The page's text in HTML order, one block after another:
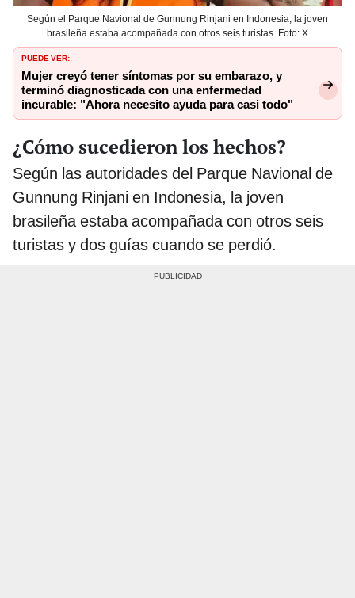
Según el Parque Navional de Gunnung Rinjani en Indonesia, la joven
brasileña estaba acompañada con otros seis turistas. Foto: X
PUEDE VER:
Mujer creyó tener síntomas por su embarazo, y
terminó diagnosticada con una enfermedad
incurable: "Ahora necesito ayuda para casi todo"
¿Cómo sucedieron los hechos?
Según las autoridades del Parque Navional de
Gunnung Rinjani en Indonesia, la joven
brasileña estaba acompañada con otros seis
turistas y dos guías cuando se perdió.